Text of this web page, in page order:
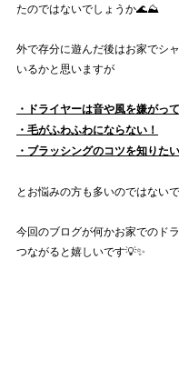
たのではないでしょうか🌊⛰
外で存分に遊んだ後はお家でシ
いるかと思いますが
・ドライヤーは音や風を嫌がっ
・毛がふわふわにならない！
・ブラッシングのコツを知りたい
とお悩みの方も多いのではない
今回のブログが何かお家でのド
つながると嬉しいです💡✨